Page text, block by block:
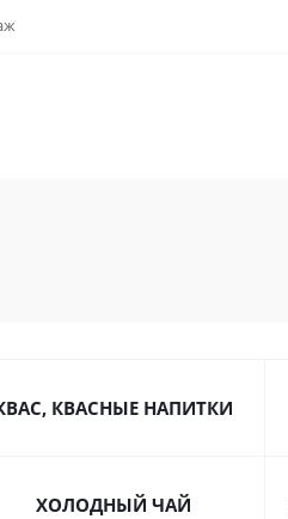
КВАСНЫЕ НАПИТКИ
ХОЛОДНЫЙ ЧАЙ